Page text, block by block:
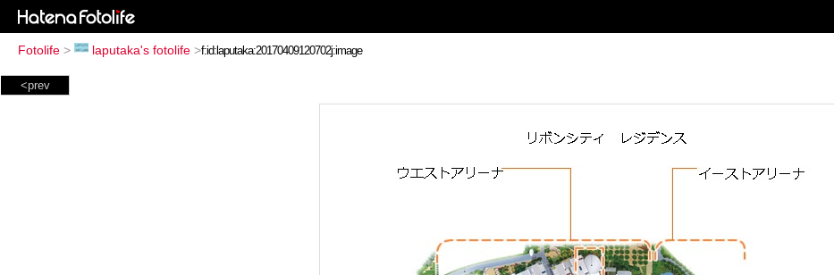
Fotolife > laputaka's fotolife >
<prev